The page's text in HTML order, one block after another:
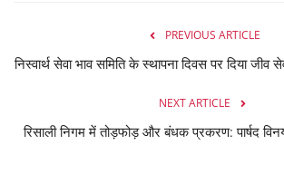
PREVIOUS ARTICLE
निस्वार्थ सेवा भाव समिति के स्थापना दिवस पर दिया
NEXT ARTICLE
रिसाली निगम में तोड़फोड़ और बंधक प्रकरण: पार्षद